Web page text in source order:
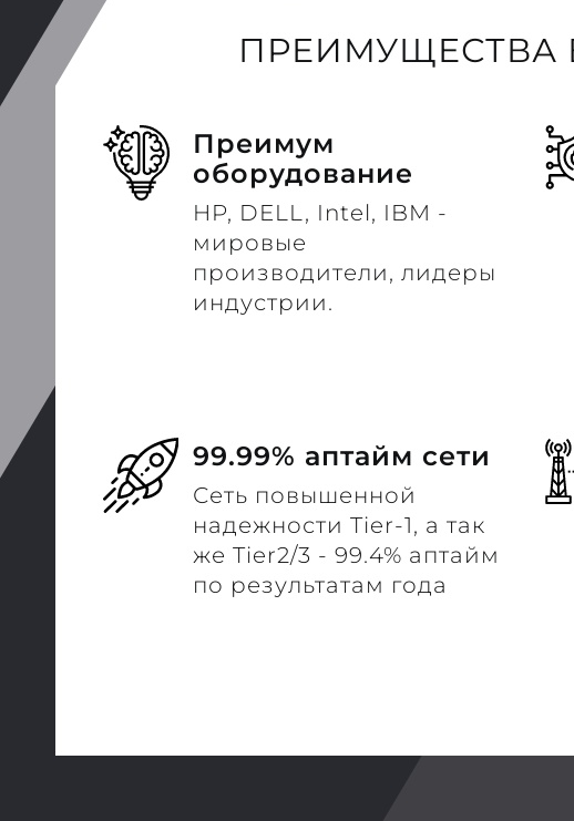
ПРЕИМУЩЕСТВА
Преимум
оборудование
HP, DELL, Intel, IBM -
мировые
производители, лидеры
индустрии.
99.99% аптайм сети
Сеть повышенной
надежности Tier-1, а так
же Tier2/3 - 99.4% аптайм
по результатам года